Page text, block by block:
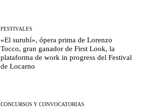
FESTIVALES
«El surubí», ópera prima de Lorenzo
Tocco, gran ganador de First Look, la
plataforma de work in progress del Festival
de Locarno
CONCURSOS Y CONVOCATORIAS